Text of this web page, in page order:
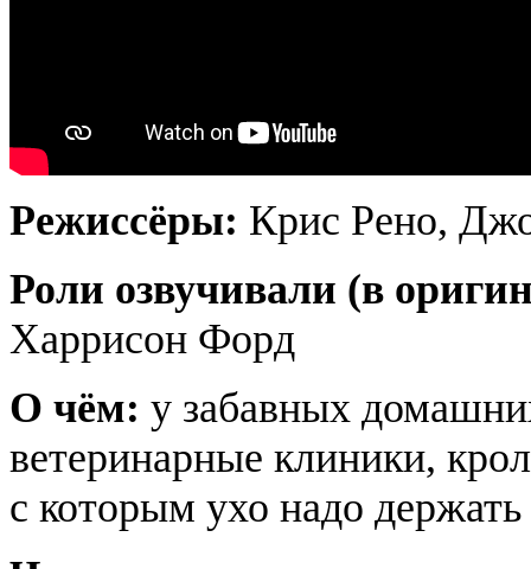
Режиссёры: Крис Рено,
Роли озвучивали (в
Харрисон Форд
О чём: у забавных
ветеринарные клиники,
с которым ухо надо держать